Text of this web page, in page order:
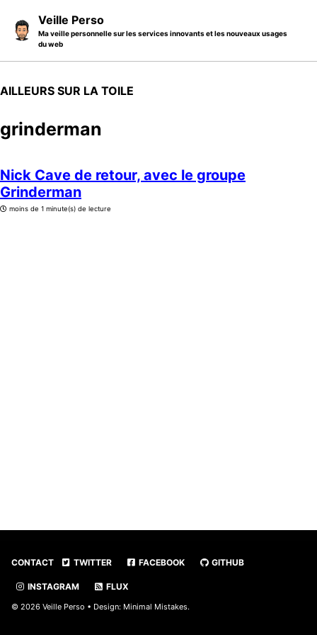
Veille Perso
Ma veille personnelle sur les services innovants et les nouveaux usages
du web
AILLEURS SUR LA TOILE
grinderman
Nick Cave de retour, avec le groupe
Grinderman
moins de 1 minute(s) de lecture
CONTACT TWITTER FACEBOOK GITHUB
INSTAGRAM FLUX
© 2026 Veille Perso • Design: Minimal Mistakes.